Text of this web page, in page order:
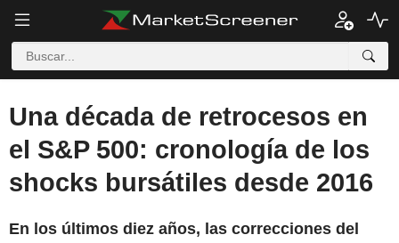
Una década de retrocesos en
el S&P 500: cronología de los
shocks bursátiles desde 2016
En los últimos diez años, las correcciones del